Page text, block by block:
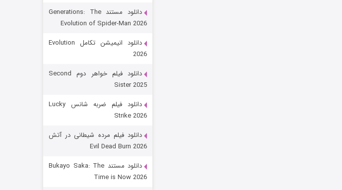
رویایی برای تو
قسمت
دانلود مستند Generations: The
Evolution of Spider-Man 2026
دانلود انیمیشن تکامل Evolution
2026
دانلود فیلم خواهر دوم Second
Sister 2025
دانلود فیلم ضربه شانس Lucky
Strike 2026
دانلود فیلم مرده شیطانی در آتش
Evil Dead Burn 2026
دانلود مستند Bukayo Saka: The
Time is Now 2026